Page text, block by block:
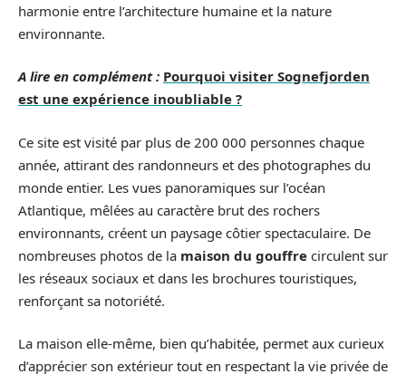
harmonie entre l’architecture humaine et la nature
environnante.
A lire en complément : Pourquoi visiter Sognefjorden
est une expérience inoubliable ?
Ce site est visité par plus de 200 000 personnes chaque
année, attirant des randonneurs et des photographes du
monde entier. Les vues panoramiques sur l’océan
Atlantique, mêlées au caractère brut des rochers
environnants, créent un paysage côtier spectaculaire. De
nombreuses photos de la maison du gouffre circulent sur
les réseaux sociaux et dans les brochures touristiques,
renforçant sa notoriété.
La maison elle-même, bien qu’habitée, permet aux curieux
d’apprécier son extérieur tout en respectant la vie privée de